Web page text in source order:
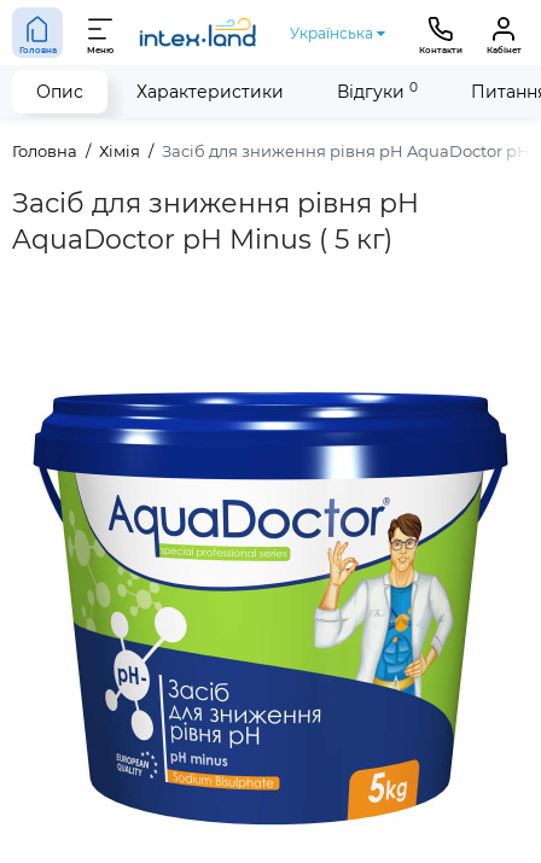
Головна Меню
Українська
Контакти Кабінет
Головна Хімія Засіб для зниження рівня pH AquaDoctor pH
Засіб для зниження рівня pH
AquaDoctor pH Minus ( 5 кг)
Опис Характеристики Відгуки 0